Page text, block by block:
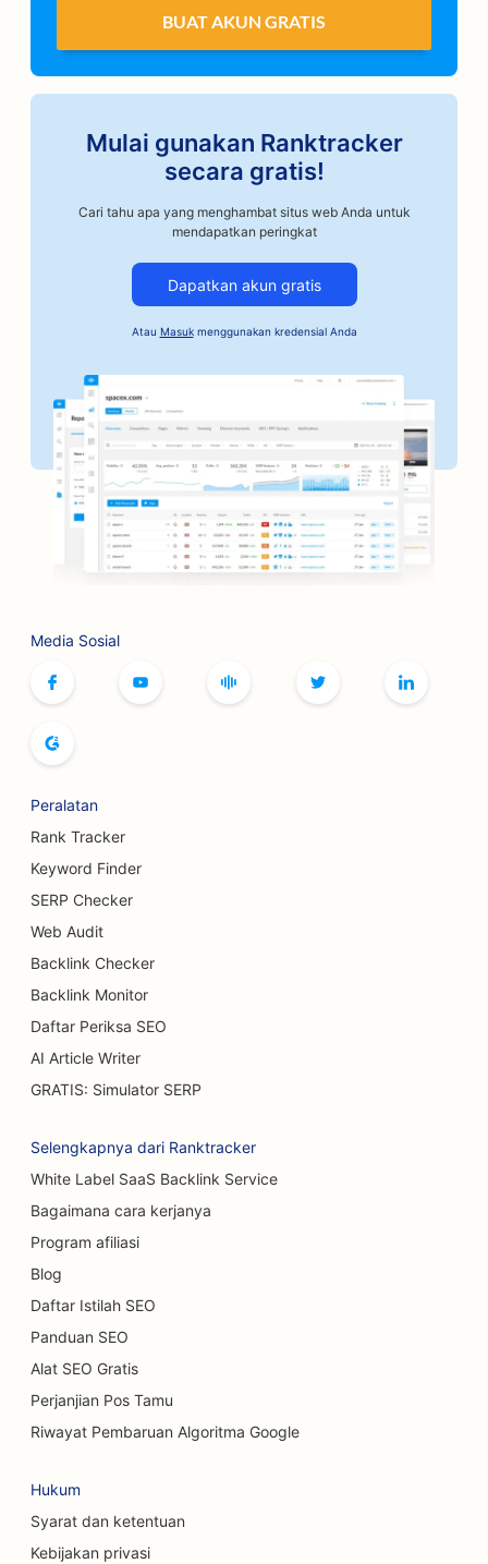
BUAT AKUN GRATIS
Mulai gunakan Ranktracker
secara gratis!
Cari tahu apa yang menghambat situs web Anda untuk
mendapatkan peringkat
Dapatkan akun gratis
Atau Masukmenggunakan kredensial Anda
Media Sosial
Peralatan
Rank Tracker
Keyword Finder
SERP Checker
Web Audit
Backlink Checker
Backlink Monitor
Daftar Periksa SEO
AI Article Writer
GRATIS: Simulator SERP
Selengkapnya dari Ranktracker
White Label SaaS Backlink Service
Bagaimana cara kerjanya
Program afiliasi
Blog
Daftar Istilah SEO
Panduan SEO
Alat SEO Gratis
Perjanjian Pos Tamu
Riwayat Pembaruan Algoritma Google
Hukum
Syarat dan ketentuan
Kebijakan privasi